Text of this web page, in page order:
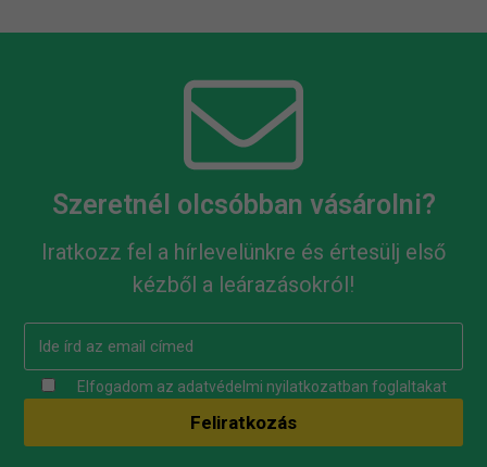
Szeretnél olcsóbban vásárolni?
Iratkozz fel a hírlevelünkre és értesülj első
kézből a leárazásokról!
Elfogadom az adatvédelmi nyilatkozatban foglaltakat